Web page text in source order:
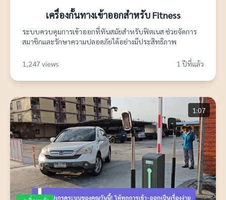
เครื่องกั้นทางเข้าออกสำหรับ Fitness
ระบบควบคุมการเข้าออกที่ทันสมัยสำหรับฟิตเนส ช่วยจัดการ
สมาชิกและรักษาความปลอดภัยได้อย่างมีประสิทธิภาพ
1,247 views 1 ปีที่แล้ว
1:07